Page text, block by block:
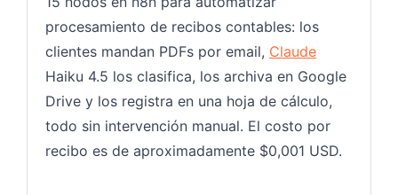
procesamiento de recibos contables: los
clientes mandan PDFs por email, Claude
Haiku 4.5 los clasifica, los archiva en Google
Drive y los registra en una hoja de cálculo,
todo sin intervención manual. El costo por
recibo es de aproximadamente $0,001 USD.